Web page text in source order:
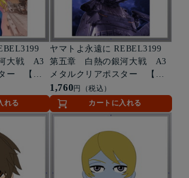
大戦 A3
ー 【メ
れる
ヤマトよ永遠に REBEL3199
第五章 白熱の銀河大戦 A3
メタルクリアポスター 【テ
ィザービジュアル】
1,760円（税込）
カートに入れる